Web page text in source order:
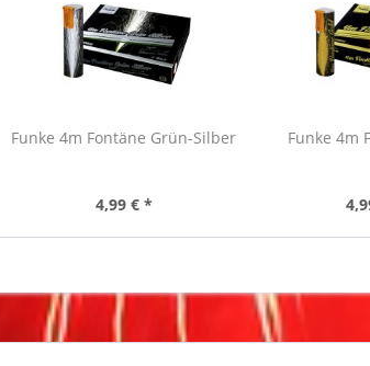
Funke 4m Fontäne Grün-Silber
4,99 € *
Funke 4m